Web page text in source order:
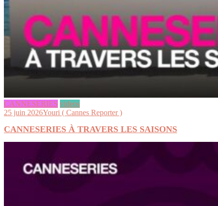
CANNESERIES videos
25 juin 2026Youri ( Cannes Reporter )
CANNESERIES À TRAVERS LES SAISONS